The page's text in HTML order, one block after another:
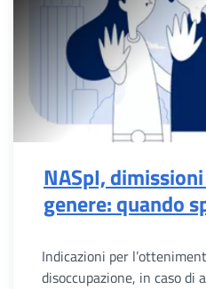
NASpI,
genere: quando
Indicazioni per
disoccupazione, in caso di